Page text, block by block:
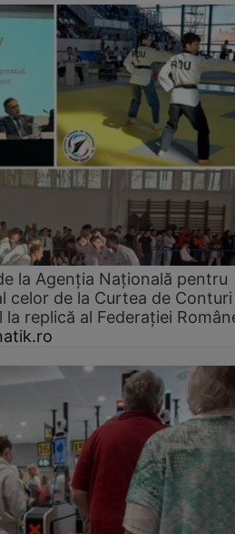
la Agenția Națională pentru
celor de la Curtea de Conturi
replică al Federației